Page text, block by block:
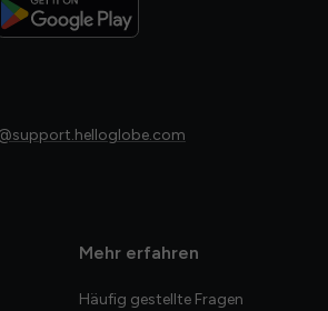
Mehr erfahren
Häufig gestellte Fragen